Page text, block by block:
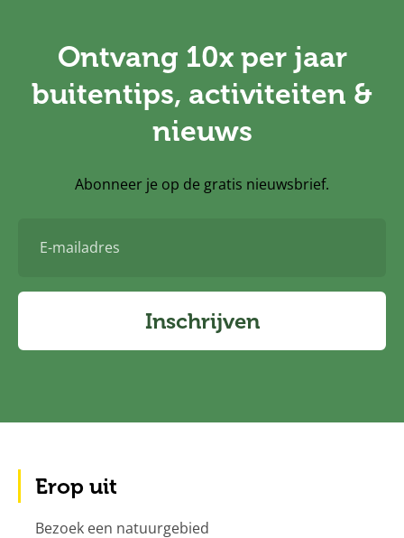
Ontvang 10x per jaar
buitentips, activiteiten &
nieuws
Abonneer je op de gratis nieuwsbrief.
mailadres
Inschrijven
Erop uit
Bezoek een natuurgebied